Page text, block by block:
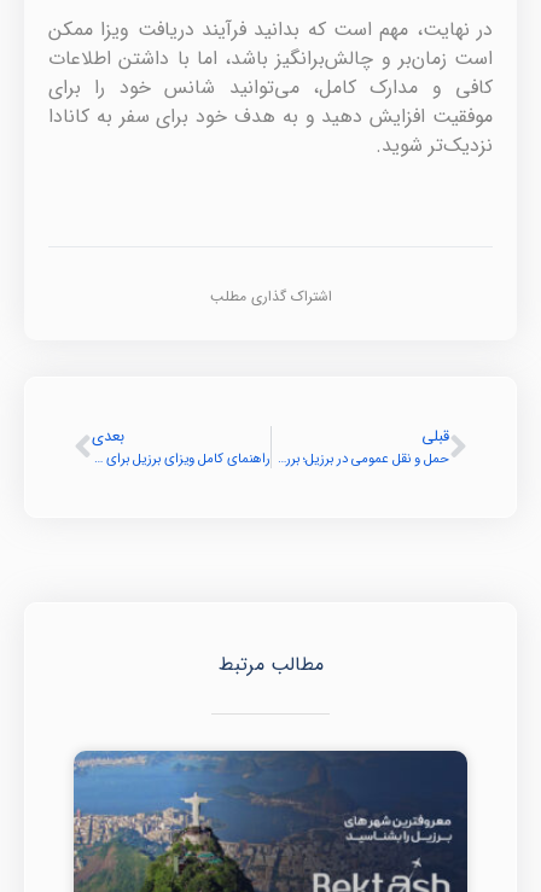
در نهایت، مهم است که بدانید فرآیند دریافت ویزا ممکن
است زمان‌بر و چالش‌برانگیز باشد، اما با داشتن اطلاعات
کافی و مدارک کامل، می‌توانید شانس خود را برای
موفقیت افزایش دهید و به هدف خود برای سفر به کانادا
نزدیک‌تر شوید.
اشتراک گذاری مطلب
قبلی
حمل و نقل عمومی در برزیل؛ بررسی جامع سیستم‌ها، چالش‌ها و فرصت‌های بهبود
بعدی
راهنمای کامل ویزای برزیل برای ایرانیان
مطالب مرتبط